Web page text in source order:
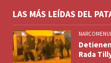
LAS MÁS LEÍDAS DEL
Rada